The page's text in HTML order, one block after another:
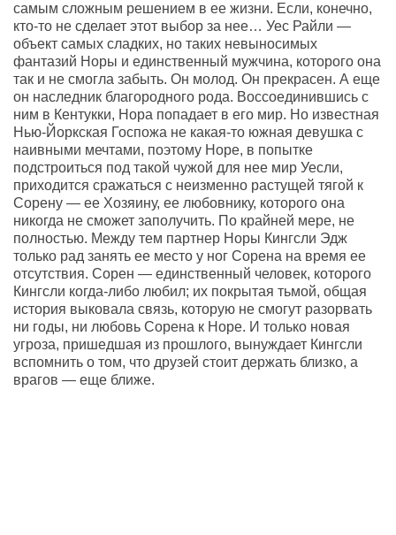
самым сложным решением в ее жизни. Если, конечно,
кто-то не сделает этот выбор за нее… Уес Райли —
объект самых сладких, но таких невыносимых
фантазий Норы и единственный мужчина, которого она
так и не смогла забыть. Он молод. Он прекрасен. А еще
он наследник благородного рода. Воссоединившись с
ним в Кентукки, Нора попадает в его мир. Но известная
Нью-Йоркская Госпожа не какая-то южная девушка с
наивными мечтами, поэтому Норе, в попытке
подстроиться под такой чужой для нее мир Уесли,
приходится сражаться с неизменно растущей тягой к
Сорену — ее Хозяину, ее любовнику, которого она
никогда не сможет заполучить. По крайней мере, не
полностью. Между тем партнер Норы Кингсли Эдж
только рад занять ее место у ног Сорена на время ее
отсутствия. Сорен — единственный человек, которого
Кингсли когда-либо любил; их покрытая тьмой, общая
история выковала связь, которую не смогут разорвать
ни годы, ни любовь Сорена к Норе. И только новая
угроза, пришедшая из прошлого, вынуждает Кингсли
вспомнить о том, что друзей стоит держать близко, а
врагов — еще ближе.